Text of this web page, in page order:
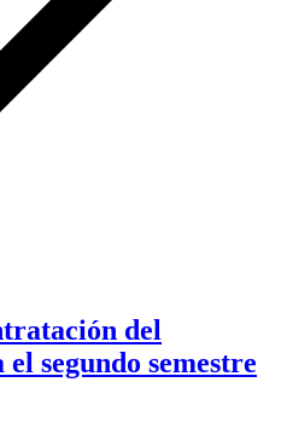
del
segundo semestre